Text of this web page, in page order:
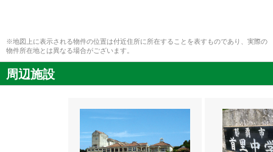
※地図上に表示される物件の位置は付近住所に所在することを表すものであり、実際の
物件所在地とは異なる場合がございます。
周辺施設